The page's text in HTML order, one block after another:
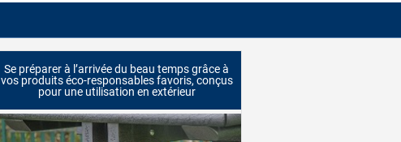
Se préparer à l’arrivée du beau temps grâce à
vos produits éco-responsables favoris, conçus
pour une utilisation en extérieur